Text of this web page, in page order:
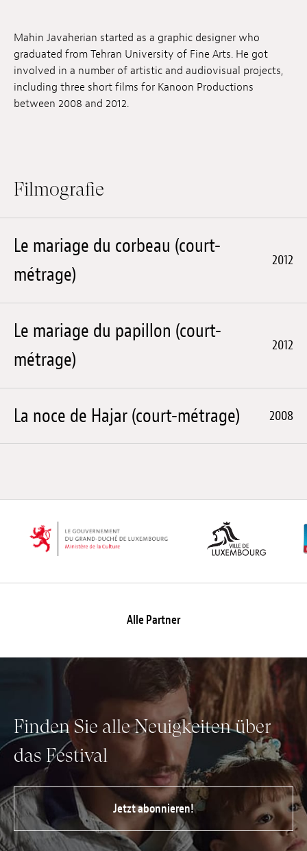
Einreichungen
Archives
Herunterladen
Mahin Javaherian started as a graphic designer who
graduated from Tehran University of Fine Arts. He got
involved in a number of artistic and audiovisual projects,
including three short films for Kanoon Productions
between 2008 and 2012.
Filmografie
Le mariage du corbeau (court-
métrage)
2012
Le mariage du papillon (court-
métrage)
2012
La noce de Hajar (court-métrage) 2008
Alle Partner
Finden Sie alle Neuigkeiten über
das Festival
Jetzt abonnieren!